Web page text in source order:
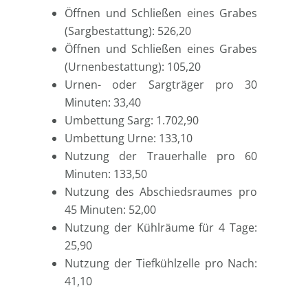
Öffnen und Schließen eines Grabes
(Sargbestattung): 526,20
Öffnen und Schließen eines Grabes
(Urnenbestattung): 105,20
Urnen- oder Sargträger pro 30
Minuten: 33,40
Umbettung Sarg: 1.702,90
Umbettung Urne: 133,10
Nutzung der Trauerhalle pro 60
Minuten: 133,50
Nutzung des Abschiedsraumes pro
45 Minuten: 52,00
Nutzung der Kühlräume für 4 Tage:
25,90
Nutzung der Tiefkühlzelle pro Nach:
41,10